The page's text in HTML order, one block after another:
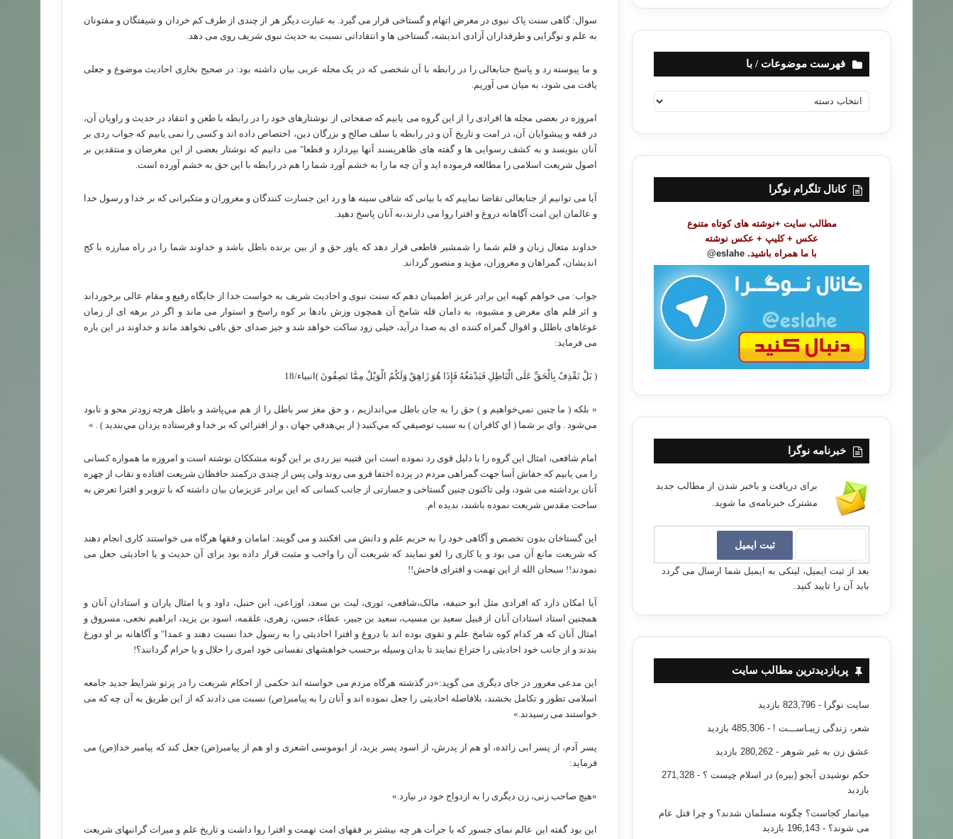
سوال: گاهی سنت پاک نبوی در معرض اتهام و گستاخی قرار می گیرد. به عبارت دیگر هر از چندی از طرف کم خردان و شیفتگان و مفتونان
به علم و نوگرایی و طرفداران آزادی اندیشه، گستاخی ها و انتقاداتی نسبت به حدیث نبوی شریف روی می دهد.
و ما پیوسته رد و پاسخ جنابعالی را در رابطه با آن شخصی که در یک مجله عربی بیان داشته بود: در صحیح بخاری احادیث موضوع و جعلی
یافت می شود، به میان می آوریم.
امروزه در بعضی مجله ها افرادی را از این گروه می یابیم که صفحاتی از نوشتارهای خود را در رابطه با طعن و انتقاد در حدیث و راویان آن،
در فقه و پیشوایان آن، در امت و تاریخ آن و در رابطه با سلف صالح و بزرگان دین، اختصاص داده اند و کسی را نمی یابیم که جواب ردی بر
آنان بنویسد و به کشف رسوایی ها و گفته های ظاهرپسند آنها بپردازد و قطعا" می دانیم که نوشتار بعضی از این مغرضان و منتقدین بر
اصول شریعت اسلامی را مطالعه فرموده اید و آن چه ما را به خشم آورد شما را هم در رابطه با این حق به خشم آورده است.
آیا می توانیم از جنابعالی تقاضا نماییم که با بیانی که شافی سینه ها و رد این جسارت کنندگان و مغروران و متکبرانی که بر خدا و رسول خدا
و عالمان این امت آگاهانه دروغ و افترا روا می دارند،به آنان پاسخ دهید.
خداوند متعال زبان و قلم شما را شمشیر قاطعی قرار دهد که یاور حق و از بین برنده باطل باشد و خداوند شما را در راه مبارزه با کج
اندیشان، گمراهان و مغروران، مؤید و منصور گرداند.
جواب: می خواهم کهبه این برادر عزیز اطمینان دهم که سنت نبوی و احادیث شریف به خواست خدا از جایگاه رفیع و مقام عالی برخورداند
و اثر قلم های مغرض و مشبوه، به دامان قله شامخ آن همچون وزش بادها بر کوه راسخ و استوار می ماند و اگر در برهه ای از زمان
غوغاهای باطلل و اقوال گمراه کننده ای به صدا درآید، خیلی زود ساکت خواهد شد و جیز صدای حق باقی نخواهد ماند و خداوند در این باره
می فرماید:
(‏ بَلْ نَقْذِفُ بِالْحَقِّ عَلَى الْبَاطِلِ فَيَدْمَغُهُ فَإِذَا هُوَ زَاهِقٌ وَلَكُمُ الْوَيْلُ مِمَّا تَصِفُونَ ‏)انبیاء/18
«‏ بلكه ( ما چنين نمي‌خواهيم و ) حق را به جان باطل مي‌اندازيم ، و حق مغز سر باطل را از هم مي‌پاشد و باطل هرچه زودتر محو و نابود
مي‌شود . واي بر شما ( اي كافران ) به سبب توصيفي كه مي‌كنيد ( از بي‌هدفي جهان ، و از افترائي كه بر خدا و فرستاده يزدان مي‌بنديد ) . ‏»
امام شافعی، امثال این گروه را با دلیل قوی رد نموده است ابن قتیبه نیز ردی بر این گونه مشککان نوشته است و امروزه ما همواره کسانی
را می یابیم که خفاش آسا جهت گمراهی مردم در پرده اختفا فرو می روند ولی پس از چندی درکمند حافظان شریعت افتاده و نقاب از چهره
آنان برداشته می شود، ولی تاکنون چنین گستاخی و جسارتی از جانب کسانی که این برادر عزیزمان بیان داشته که با تزویر و افترا تعرض به
ساحت مقدس شریعت نموده باشند، ندیده ام.
این گستاخان بدون تخصص و آگاهی خود را به حریم علم و دانش می افکنند و می گویند: امامان و فقها هرگاه می خواستند کاری انجام دهند
که شریعت مانع آن می بود و یا کاری را لغو نمایند که شریعت آن را واجب و مثبت قرار داده بود برای آن حدیث و یا احادیثی جعل می
نمودند!! سبحان الله از این تهمت و افترای فاحش!!
آیا امکان دارد که افرادی مثل ابو حنیفه، مالک،شافعی، ثوری، لیث بن سعد، اوزاعی، ابن حنبل، داود و یا امثال یاران و استادان آنان و
همچنین استاد استادان آنان از قبیل سعید بن مسیب، سعید بن جبیر، عطاء، حسن، زهری، علقمه، اسود بن یزید، ابراهیم نخعی، مسروق و
امثال آنان که هر کدام کوه شامخ علم و تقوی بوده اند با دروغ و افترا احادیثی را به رسول خدا نسبت دهند و عمدا" و آگاهانه بر او دورغ
بندند و از جانب خود احادیثی را ختراع نمایند تا بدان وسیله برحسب خواهشهای نفسانی خود امری را حلال و یا حرام گردانند؟!
این مدعی مغرور در جای دیگری می گوید:«در گذشته هرگاه مردم می خواسته اند حکمی از احکام شریعت را در پرتو شرایط جدید جامعه
اسلامی تطور و تکامل بخشند، بلافاصله احادیثی را جعل نموده اند و آنان را به پیامبر(ص) نسبت می دادند که از این طریق به آن چه که می
خواستند می رسیدند.»
پسر آدم، از پسر ابی زائده، او هم از پدرش، از اسود پسر یزید، از ابوموسی اشعری و او هم از پیامبر(ص) جعل کند که پیامبر خدا(ص) می
فرماید:
«هیچ صاحب زنی، زن دیگری را به ازدواج خود در نیارد.»
این بود گفته این عالم نمای جسور که با جرأت هر چه بیشتر بر فقهای امت تهمت و افترا روا داشت و تاریخ علم و میراث گرانبهای شریعت
فهرست موضوعات / با
ه
ت
ض
کانال تلگرام نوگرا
مطالب سایت +نوشته های کوتاه متنوع
عکس + کلیپ + عکس نوشته
با ما همراه باشید. eslahe@
خبرنامه نوگرا
برای دریافت و باخبر شدن از مطالب جدید
مشترک خبرنامه‌ی ما شوید.
بعد از ثبت ایمیل، لینکی به ایمیل شما ارسال می گردد
باید آن را تایید کنید.
پربازدیدترین مطالب سایت
سایت نوگرا - 823,796 بازدید
شعر، زندگی زیبـاســـت ! - 485,306 بازدید
عشق زن به غیر شوهر - 280,262 بازدید
حکم نوشیدن آبجو (بیره) در اسلام چیست ؟
- 271,328
بازدید
میانمار کجاست؟ چگونه مسلمان شدند؟ و چرا قتل عام
می شوند؟ - 196,143 بازدید